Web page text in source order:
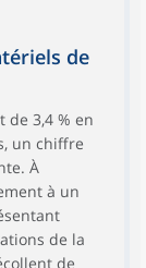
de
de 3,4 % en
un chiffre
À
à un
de la
de